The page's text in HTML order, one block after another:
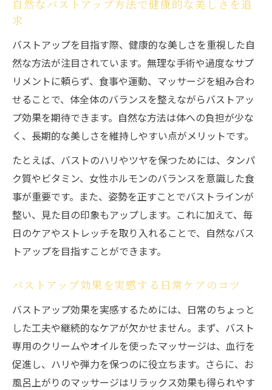
自然なバストアップ方法で健康的な美しさを追
求
バストアップを目指す際、健康的な美しさを重視した自
然な方法が注目されています。無理な手術や過度なサプ
リメントに頼らず、食事や運動、マッサージを組み合わ
せることで、体全体のバランスを整えながらバストアッ
プ効果を期待できます。自然な方法は体への負担が少な
く、長期的な美しさを維持しやすい点がメリットです。
たとえば、バストのハリやツヤを保つためには、タンパ
ク質やビタミン、女性ホルモンのバランスを意識した食
事が重要です。また、姿勢を正すことでバストラインが
整い、見た目の印象もアップします。これに加えて、毎
日のケアやストレッチを取り入れることで、自然なバス
トアップを目指すことができます。
バストアップ効果を実感する日常ケアのコツ
バストアップ効果を実感するためには、日常のちょっと
した工夫や継続的なケアが欠かせません。まず、バスト
専用のクリームやオイルを使ったマッサージは、血行を
促進し、ハリや弾力を保つのに役立ちます。さらに、お
風呂上がりのマッサージはリラックス効果も得られやす